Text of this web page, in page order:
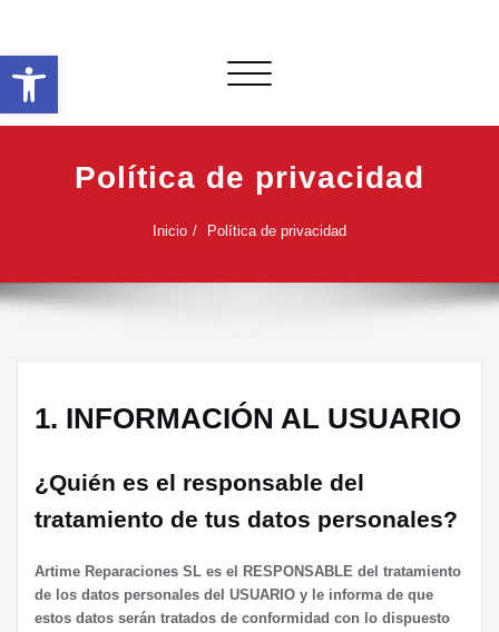
Abrir barra de herramientas
contenido
Alternar
Política de privacidad
Inicio Política de privacidad
1. INFORMACIÓN AL USUARIO
¿Quién es el responsable del
tratamiento de tus datos personales?
Artime Reparaciones SL es el RESPONSABLE del tratamiento
de los datos personales del USUARIO y le informa de que
estos datos serán tratados de conformidad con lo dispuesto